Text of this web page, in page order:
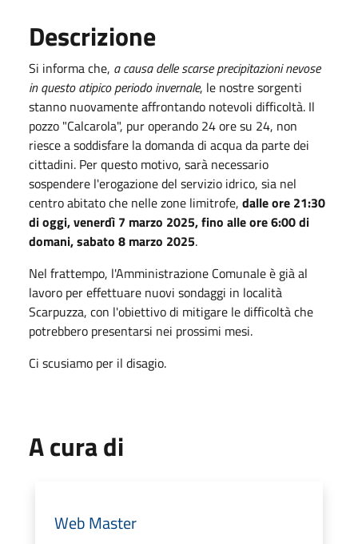
Descrizione
Si informa che, a causa delle scarse precipitazioni nevose
in questo atipico periodo invernale, le nostre sorgenti
stanno nuovamente affrontando notevoli difficoltà. Il
pozzo "Calcarola", pur operando 24 ore su 24, non
riesce a soddisfare la domanda di acqua da parte dei
cittadini. Per questo motivo, sarà necessario
sospendere l'erogazione del servizio idrico, sia nel
centro abitato che nelle zone limitrofe, dalle ore 21:30
di oggi, venerdì 7 marzo 2025, fino alle ore 6:00 di
domani, sabato 8 marzo 2025.
Nel frattempo, l'Amministrazione Comunale è già al
lavoro per effettuare nuovi sondaggi in località
Scarpuzza, con l'obiettivo di mitigare le difficoltà che
potrebbero presentarsi nei prossimi mesi.
Ci scusiamo per il disagio.
A cura di
Web Master